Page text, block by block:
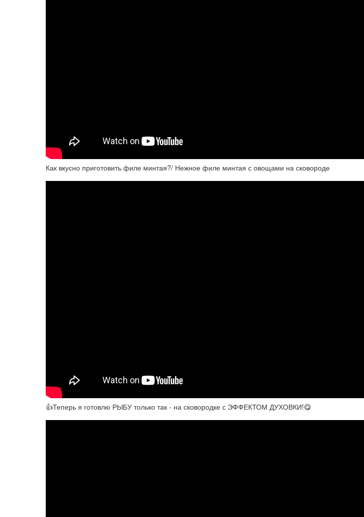
Как вкусно приготовить филе минтая?/ Нежное филе минтая с овощами на сковороде
👍Теперь я готовлю РЫБУ только так - на сковородке с ЭФФЕКТОМ ДУХОВКИ!😋